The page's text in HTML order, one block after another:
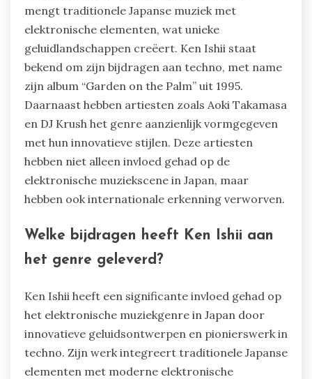
mengt traditionele Japanse muziek met
elektronische elementen, wat unieke
geluidlandschappen creëert. Ken Ishii staat
bekend om zijn bijdragen aan techno, met name
zijn album “Garden on the Palm” uit 1995.
Daarnaast hebben artiesten zoals Aoki Takamasa
en DJ Krush het genre aanzienlijk vormgegeven
met hun innovatieve stijlen. Deze artiesten
hebben niet alleen invloed gehad op de
elektronische muziekscene in Japan, maar
hebben ook internationale erkenning verworven.
Welke bijdragen heeft Ken Ishii aan
het genre geleverd?
Ken Ishii heeft een significante invloed gehad op
het elektronische muziekgenre in Japan door
innovatieve geluidsontwerpen en pionierswerk in
techno. Zijn werk integreert traditionele Japanse
elementen met moderne elektronische